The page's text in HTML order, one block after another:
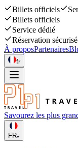
Billets officiels
Billets officiels
Service dédié
Réservation
À proposPartenaires
fr
Savourez les plus
FR